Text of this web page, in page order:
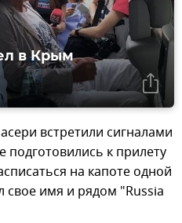
в Крым
встретили сигналами
подготовились к прилету
на капоте одной
имя и рядом "Russia